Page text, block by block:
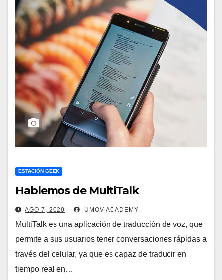
ESTACIÓN GEEK
Hablemos de MultiTalk
AGO 7, 2020 UMOV ACADEMY
MultiTalk es una aplicación de traducción de voz, que
permite a sus usuarios tener conversaciones rápidas a
través del celular, ya que es capaz de traducir en
tiempo real en…